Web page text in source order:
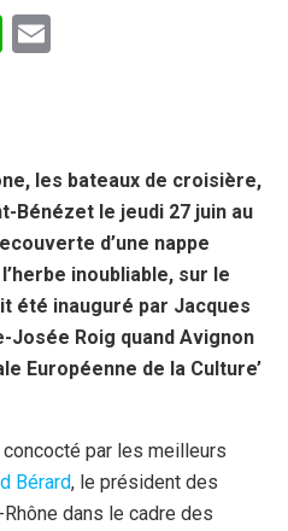
W
A
p
p
les bateaux de croisière,
Bénézet le jeudi 27 juin au
d’une nappe
inoubliable, sur le
été inauguré par Jacques
Josée Roig quand Avignon
Européenne de la Culture’
par les meilleurs
Bérard, le président des
dans le cadre des